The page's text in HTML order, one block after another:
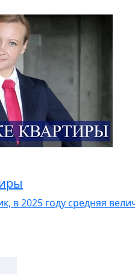
в 2025 году средняя